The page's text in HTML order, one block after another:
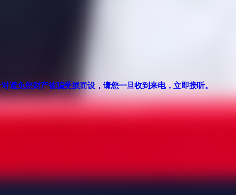
避免您财产被骗受损而设，请您一旦收到来电，立即接听。